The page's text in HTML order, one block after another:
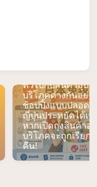
รับมืออย่างไรกับ "
ทั่วไปกับสินค้าอุปโ
บริโภคต่างกันอย่า
ช้อปปิ้งแบบปลอด
ญี่ปุ่นประหยัดได้เท่
หากเปิดถุงสินค้าอุ
บริโภคจะถูกเรียก
คืน!